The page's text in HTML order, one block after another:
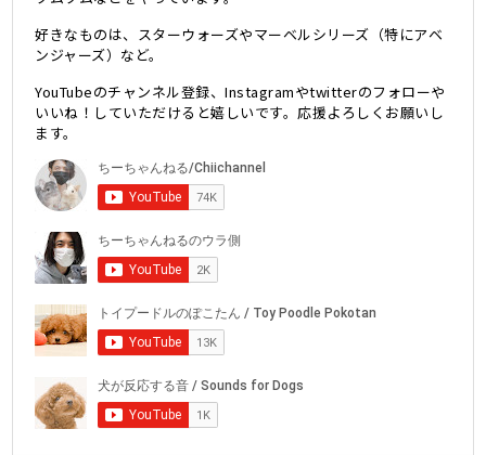
好きなものは、スターウォーズやマーベルシリーズ（特にアベ
ンジャーズ）など。
YouTubeのチャンネル登録、Instagramやtwitterのフォローや
いいね！していただけると嬉しいです。応援よろしくお願いし
ます。